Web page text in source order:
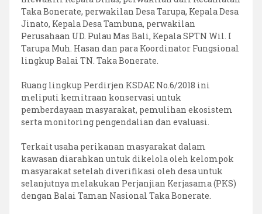
Taka Bonerate, perwakilan Desa Tarupa, Kepala Desa
Jinato, Kepala Desa Tambuna, perwakilan
Perusahaan UD. Pulau Mas Bali, Kepala SPTN Wil. I
Tarupa Muh. Hasan dan para Koordinator Fungsional
lingkup Balai TN. Taka Bonerate.
Ruang lingkup Perdirjen KSDAE No.6/2018 ini
meliputi kemitraan konservasi untuk
pemberdayaan masyarakat, pemulihan ekosistem
serta monitoring pengendalian dan evaluasi.
Terkait usaha perikanan masyarakat dalam
kawasan diarahkan untuk dikelola oleh kelompok
masyarakat setelah diverifikasi oleh desa untuk
selanjutnya melakukan Perjanjian Kerjasama (PKS)
dengan Balai Taman Nasional Taka Bonerate.